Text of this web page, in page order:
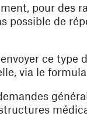
pour des
possible de
ce type
via le